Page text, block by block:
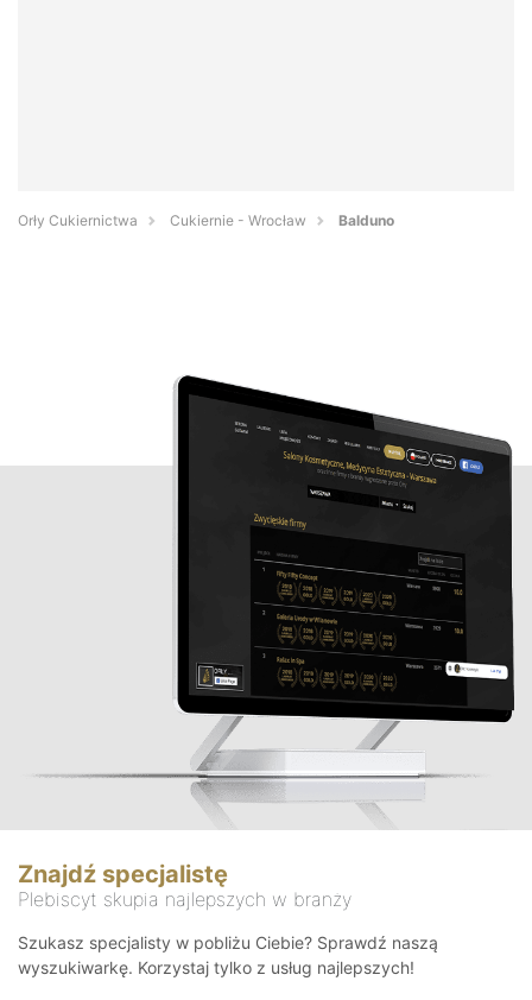
Orły Cukiernictwa Cukiernie - Wrocław Balduno
Znajdź specjalistę
Plebiscyt skupia najlepszych w branży
Szukasz specjalisty w pobliżu Ciebie? Sprawdź naszą
wyszukiwarkę. Korzystaj tylko z usług najlepszych!